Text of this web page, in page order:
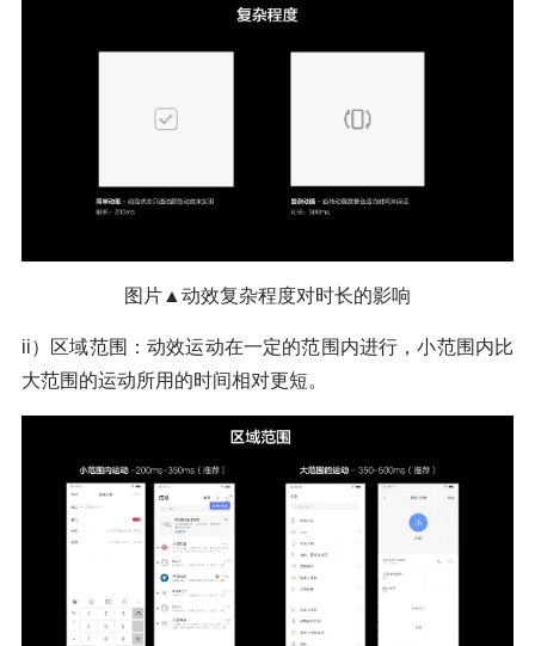
图片▲动效复杂程度对时长的影响
ii）区域范围：动效运动在一定的范围内进行，小范围内比
大范围的运动所用的时间相对更短。